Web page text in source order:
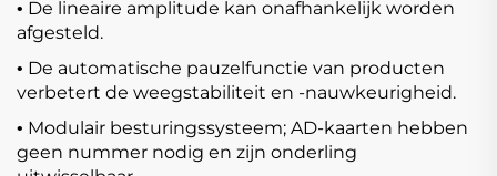
• De lineaire amplitude kan onafhankelijk worden
afgesteld.
• De automatische pauzelfunctie van producten
verbetert de weegstabiliteit en -nauwkeurigheid.
• Modulair besturingssysteem; AD-kaarten hebben
geen nummer nodig en zijn onderling